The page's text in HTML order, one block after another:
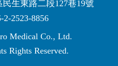
生東路二段127巷19號
2523-8856
Medical Co., Ltd.
Rights Reserved.